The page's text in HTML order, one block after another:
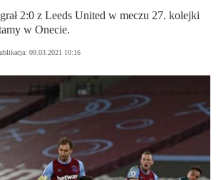
2:0 z Leeds United w meczu 27. kolejki
w Onecie.
09.03.2021 10:16